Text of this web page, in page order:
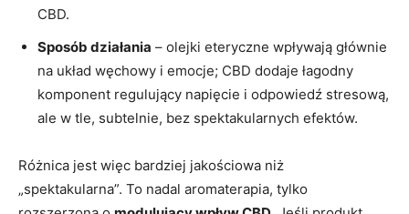
CBD.
Sposób działania – olejki eteryczne wpływają głównie
na układ węchowy i emocje; CBD dodaje łagodny
komponent regulujący napięcie i odpowiedź stresową,
ale w tle, subtelnie, bez spektakularnych efektów.
Różnica jest więc bardziej jakościowa niż
„spektakularna”. To nadal aromaterapia, tylko